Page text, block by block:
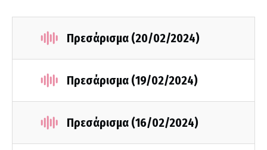
Πρεσάρισμα (20/02/2024)
Πρεσάρισμα (19/02/2024)
Πρεσάρισμα (16/02/2024)